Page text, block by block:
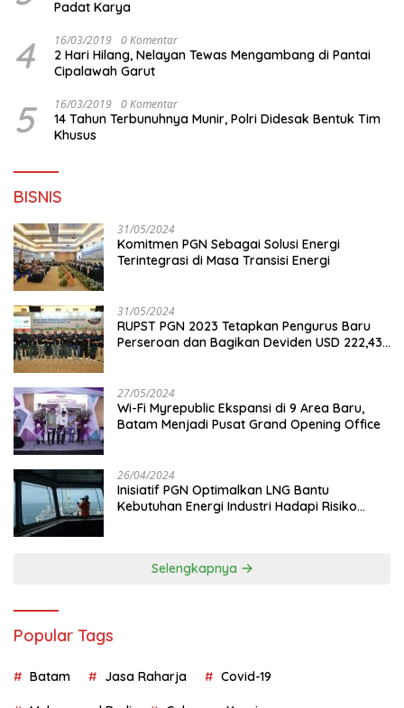
Padat Karya
4 16/03/2019 0 Komentar
2 Hari Hilang, Nelayan Tewas Mengambang di Pantai
Cipalawah Garut
5 16/03/2019 0 Komentar
14 Tahun Terbunuhnya Munir, Polri Didesak Bentuk Tim
Khusus
BISNIS
31/05/2024
Komitmen PGN Sebagai Solusi Energi
Terintegrasi di Masa Transisi Energi
31/05/2024
RUPST PGN 2023 Tetapkan Pengurus Baru
Perseroan dan Bagikan Deviden USD 222,43
27/05/2024
Wi-Fi Myrepublic Ekspansi di 9 Area Baru,
Batam Menjadi Pusat Grand Opening Office
26/04/2024
Inisiatif PGN Optimalkan LNG Bantu
Kebutuhan Energi Industri Hadapi Risiko
Selengkapnya
Popular Tags
Batam Jasa Raharja Covid-19